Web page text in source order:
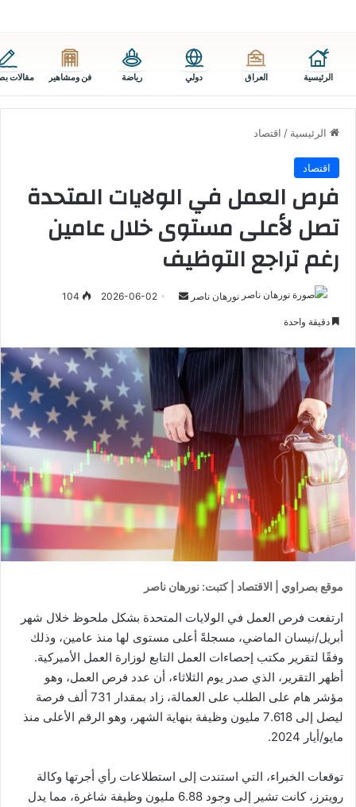
الرئيسية العراق دولي رياضة فن ومشاهير مقالات
الرئيسية / اقتصاد
اقتصاد
فرص العمل في الولايات المتحدة
تصل لأعلى مستوى خلال عامين
رغم تراجع التوظيف
نورهان ناصر
أرسل 2026-06-02
دقيقة واحدة
موقع بصراوي | الاقتصاد | كتبت: نورهان ناصر
ارتفعت فرص العمل في الولايات المتحدة بشكل ملحوظ خلال شهر
أبريل/نيسان الماضي، مسجلةً أعلى مستوى لها منذ عامين، وذلك
وفقًا لتقرير مكتب إحصاءات العمل التابع لوزارة العمل الأميركية.
أظهر التقرير، الذي صدر يوم الثلاثاء، أن عدد فرص العمل، وهو
مؤشر هام على الطلب على العمالة، زاد بمقدار 731 ألف فرصة
ليصل إلى 7.618 مليون وظيفة بنهاية الشهر، وهو الرقم الأعلى منذ
مايو/أيار 2024.
توقعات الخبراء، التي استندت إلى استطلاعات رأي أجرتها وكالة
رويترز، كانت تشير إلى وجود 6.88 مليون وظيفة شاغرة، مما يدل